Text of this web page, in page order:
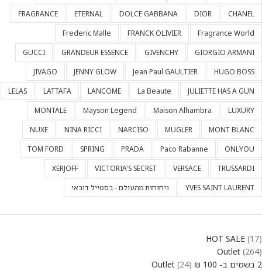
CHANEL
DIOR
DOLCE GABBANA
ETERNAL
FRAGRANCE
Fragrance World
FRANCK OLIVIER
Frederic Malle
GIORGIO ARMANI
GIVENCHY
GRANDEUR ESSENCE
GUCCI
HUGO BOSS
Jean Paul GAULTIER
JENNY GLOW
JIVAGO
JULIETTE HAS A GUN
La Beaute
LANCOME
LATTAFA
LELAS
LUXURY
Maison Alhambra
Mayson Legend
MONTALE
MONT BLANC
MUGLER
NARCISO
NINA RICCI
NUXE
ONLYOU
Paco Rabanne
PRADA
SPRING
TOM FORD
TRUSSARDI
VERSACE
VICTORIA'S SECRET
XERJOFF
YVES SAINT LAURENT
ניחוחות מהעולם - בסטייל דובאי
HOT SALE 17
Outlet 264
2 בשמים ב- 100 ₪ Outlet
24